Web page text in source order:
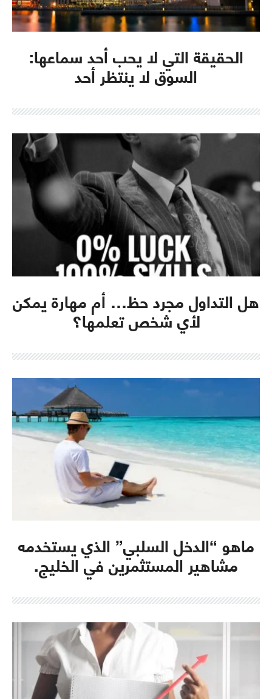
الحقيقة التي لا يحب أحد سماعها:
السوق لا ينتظر أحد
هل التداول مجرد حظ… أم مهارة يمكن
لأي شخص تعلمها؟
ماهو “الدخل السلبي” الذي يستخدمه
مشاهير المستثمرين في الخليج.